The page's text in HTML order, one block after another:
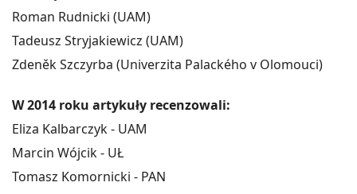
Roman Rudnicki (UAM)
Tadeusz Stryjakiewicz (UAM)
Zdeněk Szczyrba (Univerzita Palackého v Olomouci)
W 2014 roku artykuły recenzowali:
Eliza Kalbarczyk - UAM
Marcin Wójcik - UŁ
Tomasz Komornicki - PAN